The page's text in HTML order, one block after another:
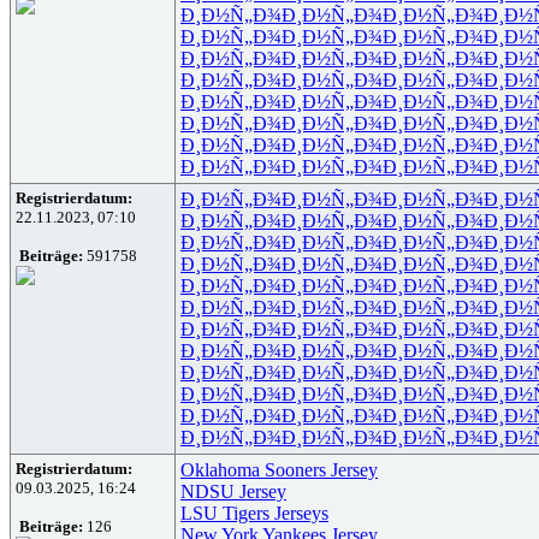
Ð¸Ð½Ñ„Ð¾Ð¸Ð½Ñ„Ð¾Ð¸Ð½Ñ„Ð¾
Ð¸Ð½Ñ„Ð¾Ð¸Ð½Ñ„Ð¾Ð¸Ð½Ñ„Ð¾
Ð¸Ð½Ñ„Ð¾Ð¸Ð½Ñ„Ð¾Ð¸Ð½Ñ„Ð¾
Ð¸Ð½Ñ„Ð¾Ð¸Ð½Ñ„Ð¾Ð¸Ð½Ñ„Ð¾
Ð¸Ð½Ñ„Ð¾Ð¸Ð½Ñ„Ð¾Ð¸Ð½Ñ„Ð¾
Ð¸Ð½Ñ„Ð¾Ð¸Ð½Ñ„Ð¾Ð¸Ð½Ñ„Ð¾
Ð¸Ð½Ñ„Ð¾Ð¸Ð½Ñ„Ð¾Ð¸Ð½Ñ„Ð¾
Ð¸Ð½Ñ„Ð¾Ð¸Ð½Ñ„Ð¾Ð¸Ð½Ñ„Ð¾
Registrierdatum:
22.11.2023, 07:10
Beiträge: 591758
Ð¸Ð½Ñ„Ð¾Ð¸Ð½Ñ„Ð¾Ð¸Ð½Ñ„Ð¾
Ð¸Ð½Ñ„Ð¾Ð¸Ð½Ñ„Ð¾Ð¸Ð½Ñ„Ð¾
Ð¸Ð½Ñ„Ð¾Ð¸Ð½Ñ„Ð¾Ð¸Ð½Ñ„Ð¾
Ð¸Ð½Ñ„Ð¾Ð¸Ð½Ñ„Ð¾Ð¸Ð½Ñ„Ð¾
Ð¸Ð½Ñ„Ð¾Ð¸Ð½Ñ„Ð¾Ð¸Ð½Ñ„Ð¾
Ð¸Ð½Ñ„Ð¾Ð¸Ð½Ñ„Ð¾Ð¸Ð½Ñ„Ð¾
Ð¸Ð½Ñ„Ð¾Ð¸Ð½Ñ„Ð¾Ð¸Ð½Ñ„Ð¾
Ð¸Ð½Ñ„Ð¾Ð¸Ð½Ñ„Ð¾Ð¸Ð½Ñ„Ð¾
Ð¸Ð½Ñ„Ð¾Ð¸Ð½Ñ„Ð¾Ð¸Ð½Ñ„Ð¾
Ð¸Ð½Ñ„Ð¾Ð¸Ð½Ñ„Ð¾Ð¸Ð½Ñ„Ð¾
Ð¸Ð½Ñ„Ð¾Ð¸Ð½Ñ„Ð¾Ð¸Ð½Ñ„Ð¾
Ð¸Ð½Ñ„Ð¾Ð¸Ð½Ñ„Ð¾Ð¸Ð½Ñ„Ð¾
Registrierdatum:
09.03.2025, 16:24
Beiträge: 126
Oklahoma Sooners Jersey
NDSU Jersey
LSU Tigers Jerseys
New York Yankees Jersey